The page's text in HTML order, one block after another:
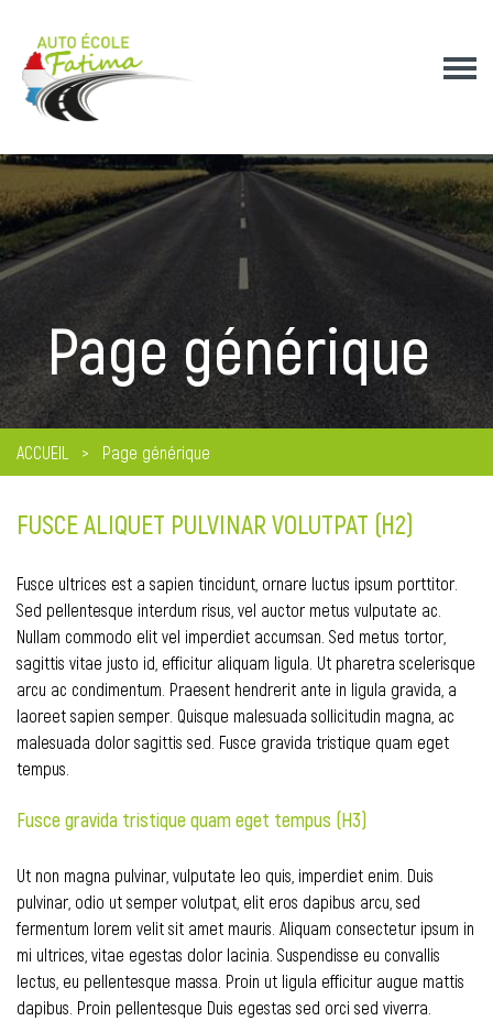
Page générique
ACCUEIL Page générique
FUSCE ALIQUET PULVINAR VOLUTPAT (H2)
Fusce ultrices est a sapien tincidunt, ornare luctus ipsum porttitor.
Sed pellentesque interdum risus, vel auctor metus vulputate ac.
Nullam commodo elit vel imperdiet accumsan. Sed metus tortor,
sagittis vitae justo id, efficitur aliquam ligula. Ut pharetra scelerisque
arcu ac condimentum. Praesent hendrerit ante in ligula gravida, a
laoreet sapien semper. Quisque malesuada sollicitudin magna, ac
malesuada dolor sagittis sed. Fusce gravida tristique quam eget
tempus.
Fusce gravida tristique quam eget tempus (H3)
Ut non magna pulvinar, vulputate leo quis, imperdiet enim. Duis
pulvinar, odio ut semper volutpat, elit eros dapibus arcu, sed
fermentum lorem velit sit amet mauris. Aliquam consectetur ipsum in
mi ultrices, vitae egestas dolor lacinia. Suspendisse eu convallis
lectus, eu pellentesque massa. Proin ut ligula efficitur augue mattis
dapibus. Proin pellentesque Duis egestas sed orci sed viverra.